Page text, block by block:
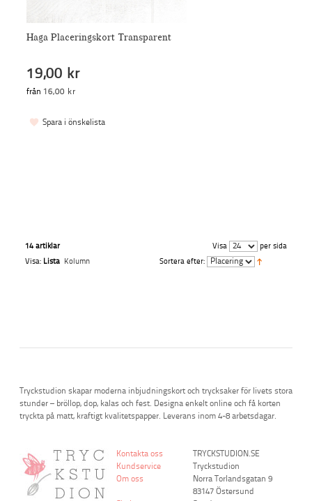
Haga Placeringskort Transparent
19,00 kr
från 16,00 kr
Spara i önskelista
14 artiklar Visa
per sida
Visa: Lista Kolumn Sortera efter:
Tryckstudion skapar moderna inbjudningskort och trycksaker för livets stora
stunder – bröllop, dop, kalas och fest. Designa enkelt online och få korten
tryckta på matt, kraftigt kvalitetspapper. Leverans inom 4-8 arbetsdagar.
Kontakta oss
Kundservice
Om oss
TRYCKSTUDION.SE
Tryckstudion
Norra Torlandsgatan 9
83147 Östersund